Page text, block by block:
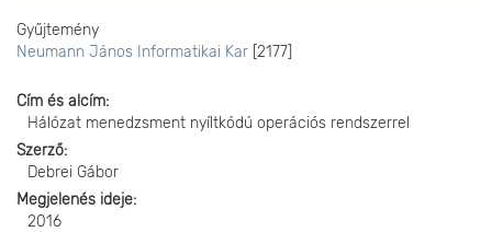
Gyűjtemény
Neumann János Informatikai Kar [2177]
Cím és alcím
Hálózat menedzsment nyíltkódú operációs rendszerrel
Szerző
Debrei Gábor
Megjelenés ideje
2016